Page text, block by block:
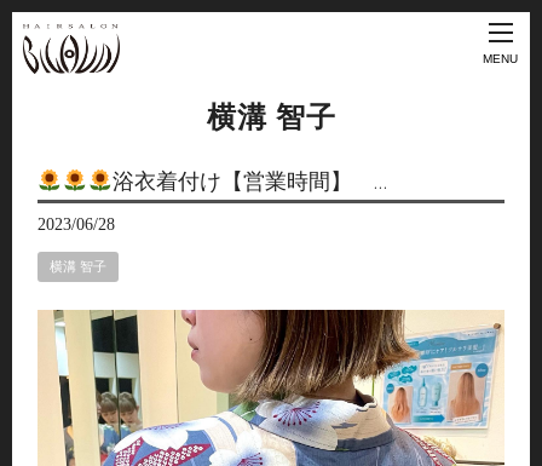
MENU
横溝 智子
浴衣着付け【営業時間】 …
2023/06/28
横溝 智子